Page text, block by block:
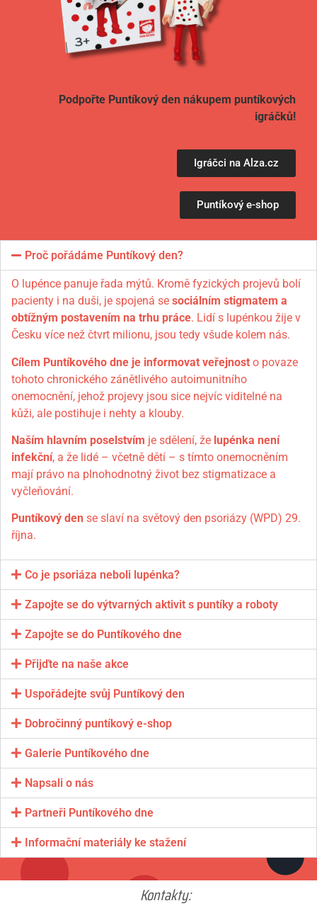
Podpořte Puntíkový den nákupem puntíkových
igráčků!
Igráčci na Alza.cz
Puntíkový e-shop
Proč pořádáme Puntíkový den?
O lupénce panuje řada mýtů. Kromě fyzických projevů bolí
pacienty i na duši, je spojená se sociálním stigmatem a
obtížným postavením na trhu práce. Lidí s lupénkou žije v
Česku více než čtvrt milionu, jsou tedy všude kolem nás.
Cílem Puntíkového dne je informovat veřejnost o povaze
tohoto chronického zánětlivého autoimunitního
onemocnění, jehož projevy jsou sice nejvíc viditelné na
kůži, ale postihuje i nehty a klouby.
Naším hlavním poselstvím je sdělení, že lupénka není
infekční, a že lidé – včetně dětí – s tímto onemocněním
mají právo na plnohodnotný život bez stigmatizace a
vyčleňování.
Puntíkový den se slaví na světový den psoriázy (WPD) 29.
října.
Co je psoriáza neboli lupénka?
Zapojte se do výtvarných aktivit s puntíky a roboty
Zapojte se do Puntíkového dne
Přijďte na naše akce
Uspořádejte svůj Puntíkový den
Dobročinný puntíkový e-shop
Galerie Puntíkového dne
Napsali o nás
Partneři Puntíkového dne
Informační materiály ke stažení
Kontakty: